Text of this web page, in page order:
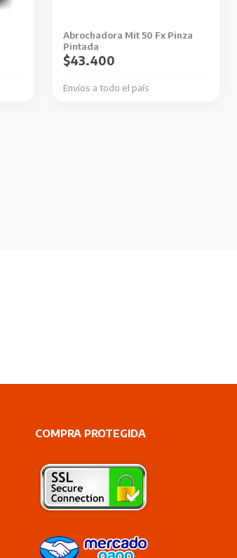
Abrochadora Mit 50 Fx Pinza
Pintada
Envíos a todo el país
$43.400
COMPRA PROTEGIDA